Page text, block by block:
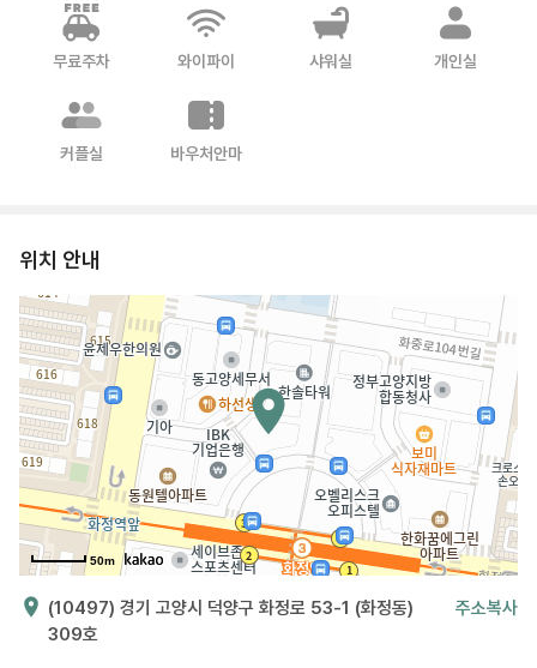
무료주차 와이파이 샤워실 개인실
커플실 바우처안마
위치 안내
50m
(10497) 경기 고양시 덕양구 화정로 53-1 (화정동)
309호
주소복사